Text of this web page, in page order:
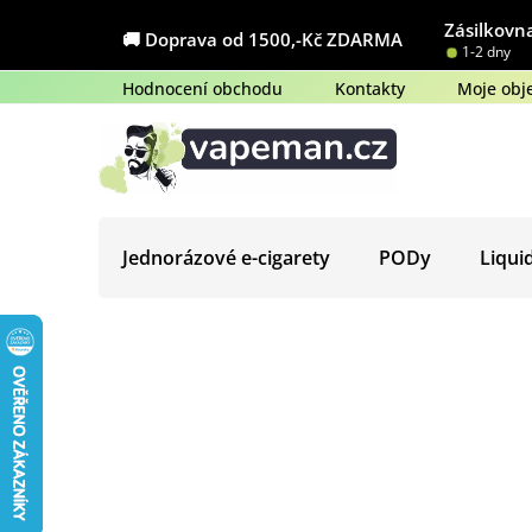
obsah
🚚 Doprava od 1500,-Kč ZDARMA
1-2 dny
Hodnocení obchodu Kontakty Moje
Jednorázové e-cigarety PODy